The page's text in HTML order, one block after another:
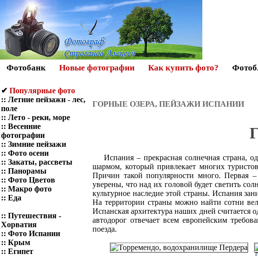
Фотобанк Новые фотографии Как купить фото?
✔ Популярные фото
:: Летние пейзажи - лес,
поле
:: Лето - реки, море
:: Весенние
фотографии
:: Зимние пейзажи
:: Фото осени
:: Закаты, рассветы
:: Панорамы
:: Фото Цветов
:: Макро фото
:: Еда
:: Путешествия -
Хорватия
:: Фото Испании
:: Крым
:: Египет
ГОРНЫЕ ОЗЕРА, ПЕЙЗАЖИ ИСПАНИИ
Испания – прекрасная солнечная страна,
шармом, который привлекает многих
Причин такой популярности много. Первая
уверены, что над их головой будет светить
культурное наследие этой страны. Испания
На территории страны можно найти сотни
Испанская архитектура наших дней
автодорог отвечает всем европейским
поезда.